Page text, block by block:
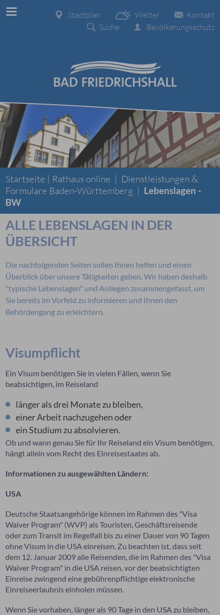
Kontakt
Wetter
Stadtplan
Bevölkerungsschutz
Suche
Startseite | Rathaus online | Dienstleistungen &
Formulare Baden-Württemberg | Lebenslagen -
BW
ALLE LEBENSLAGEN IN DER
ÜBERSICHT
Die nachfolgenden Seiten sollen Ihnen helfen und einen
Überblick über unsere Tätigkeiten geben. Wir haben deshalb
"typische Lebenslagen" und Anliegen zusammengefasst, um
Sie bereits im Vorfeld zu informieren und Ihnen den
Behördengang zu erleichtern.
Visumpflicht
Ein Visum benötigen Sie in vielen Fällen, wenn Sie
beabsichtigen, im Reiseland
länger als drei Monate zu bleiben,
einer Arbeit nachzugehen oder
ein Studium zu absolvieren.
Ob und wann genau Sie für Ihr Reiseland ein Visum benötigen,
hängt allein vom Recht des Einreisestaates ab.
Informationen zu ausgewählten Ländern:
USA
Deutsche Staatsangehörige können im Rahmen des "Visa
Waiver Program" (WVP) als Touristen, Geschäftsreisende
oder zum Transit im Regelfall bis zu einer Dauer von 90 Tagen
ohne Visum in die USA einreisen. Zu beachten ist, dass seit
dem 12. Januar 2009 alle Reisenden, die im Rahmen des "Visa
Waiver Program" in die USA reisen, vor der beabsichtigten
Einreise zwingend eine gebührenpflichtige elektronische
Einreiseerlaubnis einholen müssen.
Wenn Sie vorhaben, länger als 90 Tage in den USA zu bleiben,